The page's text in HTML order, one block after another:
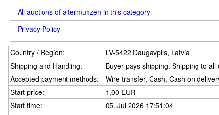
All auctions of altermunzen in this category
Privacy Policy
Country / Region:
LV-5422 Daugavpils, Latvia
Shipping and Handling:
Buyer pays shipping, Shipping to
Accepted payment methods:
Wire transfer, Cash, Cash on
Start price:
1,00 EUR
Start time:
05. Jul 2026 17:51:04